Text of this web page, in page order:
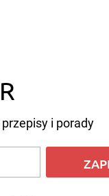
i porady